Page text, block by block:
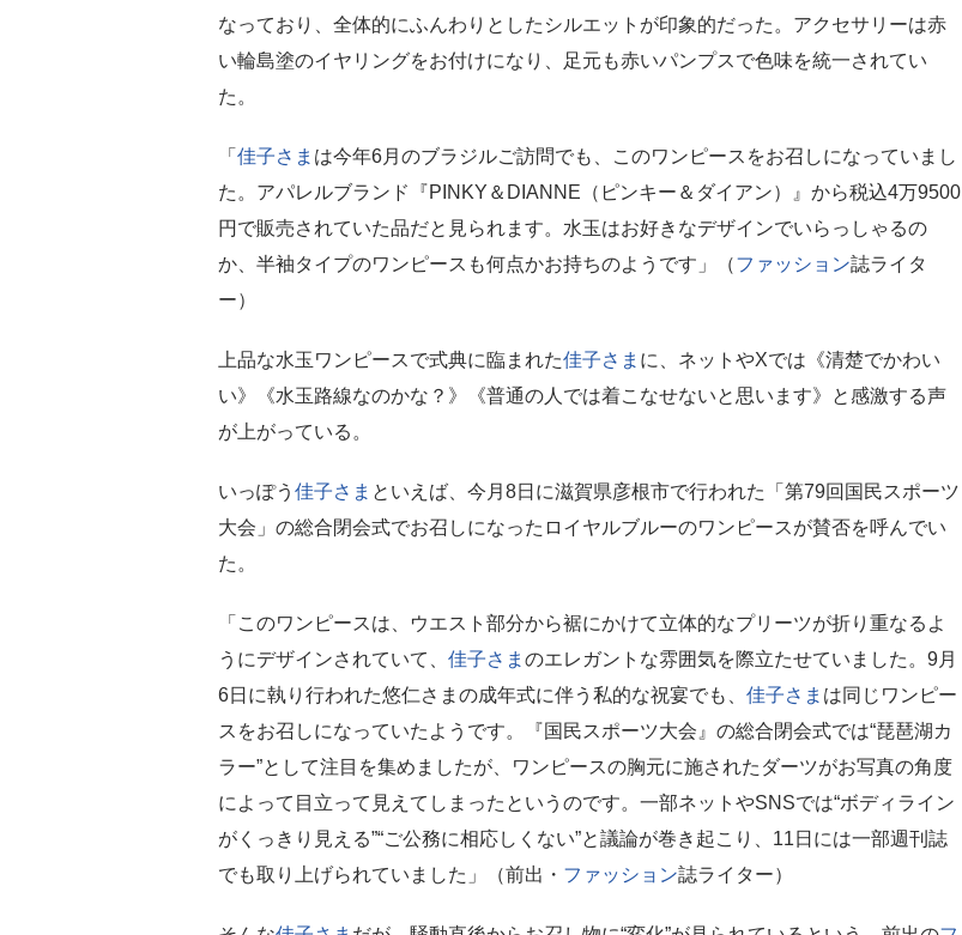
なっており、全体的にふんわりとしたシルエットが印象的だった。アクセサリーは赤
い輪島塗のイヤリングをお付けになり、足元も赤いパンプスで色味を統一されてい
た。
「 佳子さま は今年6月のブラジルご訪問でも、このワンピースをお召しになっていまし
た。アパレルブランド『PINKY＆DIANNE（ピンキー＆ダイアン）』から税込4万9500
円で販売されていた品だと見られます。水玉はお好きなデザインでいらっしゃるの
か、半袖タイプのワンピースも何点かお持ちのようです」（ファッション誌ライタ
ー）
上品な水玉ワンピースで式典に臨まれた佳子さま に、ネットやXでは《清楚でかわい
い》《水玉路線なのかな？》《普通の人では着こなせないと思います》と感激する声
が上がっている。
いっぽう 佳子さま といえば、今月8日に滋賀県彦根市で行われた「第79回国民スポーツ
大会」の総合閉会式でお召しになったロイヤルブルーのワンピースが賛否を呼んでい
た。
「このワンピースは、ウエスト部分から裾にかけて立体的なプリーツが折り重なるよ
うにデザインされていて、 佳子さま のエレガントな雰囲気を際立たせていました。9月
6日に執り行われた悠仁さまの成年式に伴う私的な祝宴でも、 佳子さま は同じワンピー
スをお召しになっていたようです。『国民スポーツ大会』の総合閉会式では“琵琶湖カ
ラー”として注目を集めましたが、ワンピースの胸元に施されたダーツがお写真の角度
によって目立って見えてしまったというのです。一部ネットやSNSでは“ボディライン
がくっきり見える”“ご公務に相応しくない”と議論が巻き起こり、11日には一部週刊誌
でも取り上げられていました」（前出・ ファッション誌ライター）